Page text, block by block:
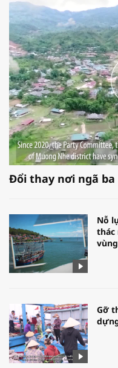
Đổi thay nơi ngã
Nỗ
thác
Gỡ